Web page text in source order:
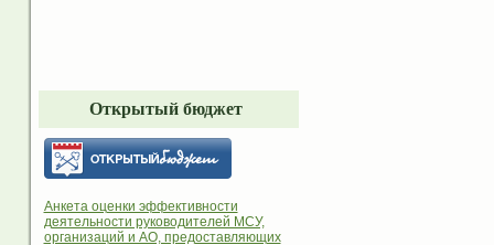
Открытый бюджет
Анкета оценки эффективности
деятельности руководителей МСУ,
организаций и АО, предоставляющих